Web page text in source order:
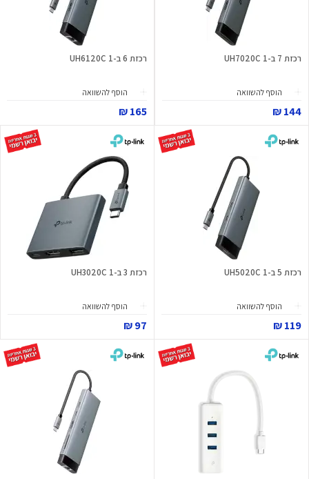
רכזת 7 ב-1 UH7020C
הוסף להשוואה
144 ₪
רכזת 6 ב-1 UH6120C
הוסף להשוואה
165 ₪
רכזת 5 ב-1 UH5020C
הוסף להשוואה
119 ₪
רכזת 3 ב-1 UH3020C
הוסף להשוואה
97 ₪